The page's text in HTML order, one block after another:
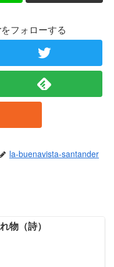
フォローする
la-buenavista-santander
物（詩）